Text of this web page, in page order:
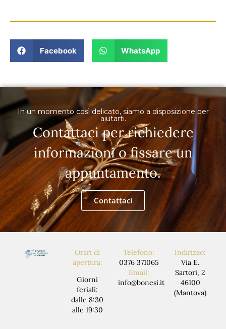
Facebook WhatsApp
In un momento così delicato, siamo a disposizione per
aiutarti.
Contattaci per richiedere
informazioni o fissare un
appuntamento.
Contattaci
Orari di
apertura:
Giorni
feriali:
dalle 8:30
alle 19:30
Telefono:
0376 371065
Email:
info@bonesi.it
Indirizzo:
Via E.
Sartori, 2
46100
(Mantova)